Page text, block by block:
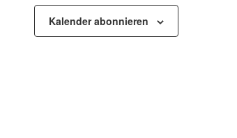
Kalender abonnieren